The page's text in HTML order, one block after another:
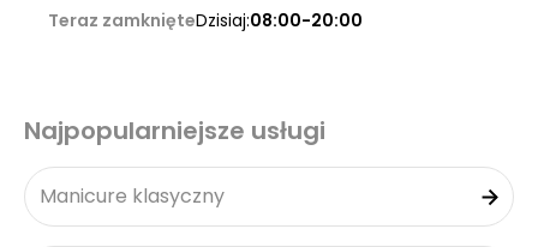
Teraz zamknięteDzisiaj:08:00-20:00
Najpopularniejsze usługi
Manicure klasyczny